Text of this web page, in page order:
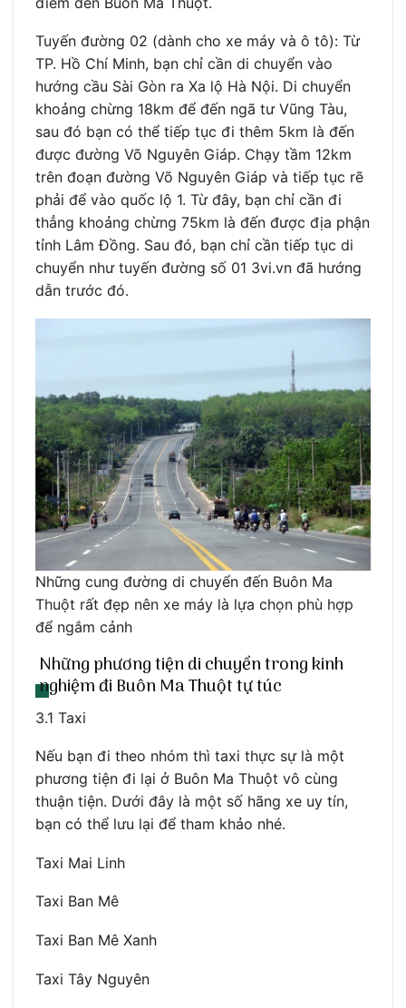
Tuyến đường 02 (dành cho xe máy và ô tô): Từ
TP. Hồ Chí Minh, bạn chỉ cần di chuyển vào
hướng cầu Sài Gòn ra Xa lộ Hà Nội. Di chuyển
khoảng chừng 18km để đến ngã tư Vũng Tàu,
sau đó bạn có thể tiếp tục đi thêm 5km là đến
được đường Võ Nguyên Giáp. Chạy tầm 12km
trên đoạn đường Võ Nguyên Giáp và tiếp tục rẽ
phải để vào quốc lộ 1. Từ đây, bạn chỉ cần đi
thẳng khoảng chừng 75km là đến được địa phận
tỉnh Lâm Đồng. Sau đó, bạn chỉ cần tiếp tục di
chuyển như tuyến đường số 01 3vi.vn đã hướng
dẫn trước đó.
Những cung đường di chuyển đến Buôn Ma
Thuột rất đẹp nên xe máy là lựa chọn phù hợp
để ngắm cảnh
Những phương tiện di chuyển trong kinh
nghiệm đi Buôn Ma Thuột tự túc
3.1 Taxi
Nếu bạn đi theo nhóm thì taxi thực sự là một
phương tiện đi lại ở Buôn Ma Thuột vô cùng
thuận tiện. Dưới đây là một số hãng xe uy tín,
bạn có thể lưu lại để tham khảo nhé.
Taxi Mai Linh
Taxi Ban Mê
Taxi Ban Mê Xanh
Taxi Tây Nguyên